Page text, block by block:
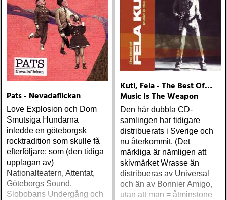
Pats - Nevadaflickan
Love Explosion och Dom
Smutsiga Hundarna
inledde en göteborgsk
rocktradition som skulle få
efterföljare: som (den tidiga
upplagan av)
Nationalteatern, Attentat,
Göteborgs Sound,
Slobobans Undergång och
Kuti, Fela - The Best Of…
Music Is The Weapon
Den här dubbla CD-
samlingen har tidigare
distribuerats i Sverige och
nu återkommit. (Det
märkliga är nämligen att
skivmärket Wrasse än
distribueras av Universal
och än av Bonnier Amigo,
utan att man = åtminstone